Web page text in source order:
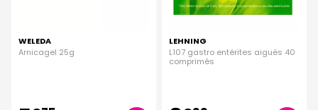
WELEDA
Arnicagel 25g
LEHNING
L107 gastro entérites aiguës 40
comprimés